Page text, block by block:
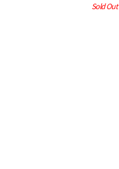
Sold Out